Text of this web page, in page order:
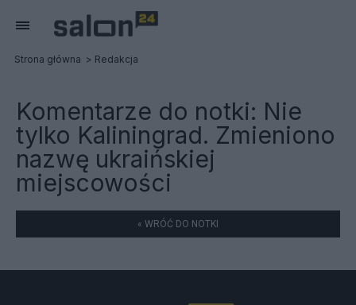
Strona główna Redakcja
Komentarze do notki: Nie
tylko Kaliningrad. Zmieniono
nazwę ukraińskiej
miejscowości
« WRÓĆ DO NOTKI